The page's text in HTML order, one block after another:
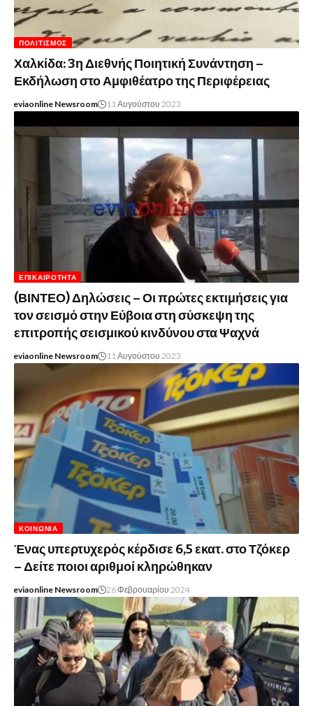
ΠΟΛΙΤΙΣΜΌΣ
Χαλκίδα: 3η Διεθνής Ποιητική Συνάντηση –
Εκδήλωση στο Αμφιθέατρο της Περιφέρειας
eviaonline Newsroom 11 Αυγούστου 2023
ΕΠΙΚΑΙΡΌΤΗΤΑ
(ΒΙΝΤΕΟ) Δηλώσεις – Οι πρώτες εκτιμήσεις για
τον σεισμό στην Εύβοια στη σύσκεψη της
επιτροπής σεισμικού κινδύνου στα Ψαχνά
eviaonline Newsroom 11 Αυγούστου 2023
ΚΟΙΝΩΝΊΑ
Ένας υπερτυχερός κέρδισε 6,5 εκατ. στο Τζόκερ
– Δείτε ποιοι αριθμοί κληρώθηκαν
eviaonline Newsroom 26 Φεβρουαρίου 2024